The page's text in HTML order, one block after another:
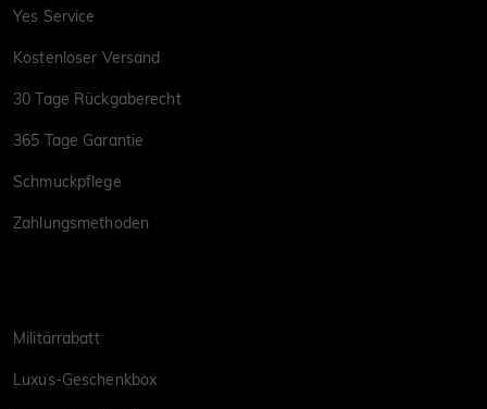
Yes Service
Kostenloser Versand
30 Tage Rückgaberecht
365 Tage Garantie
Schmuckpflege
Zahlungsmethoden
Militärrabatt
Luxus-Geschenkbox